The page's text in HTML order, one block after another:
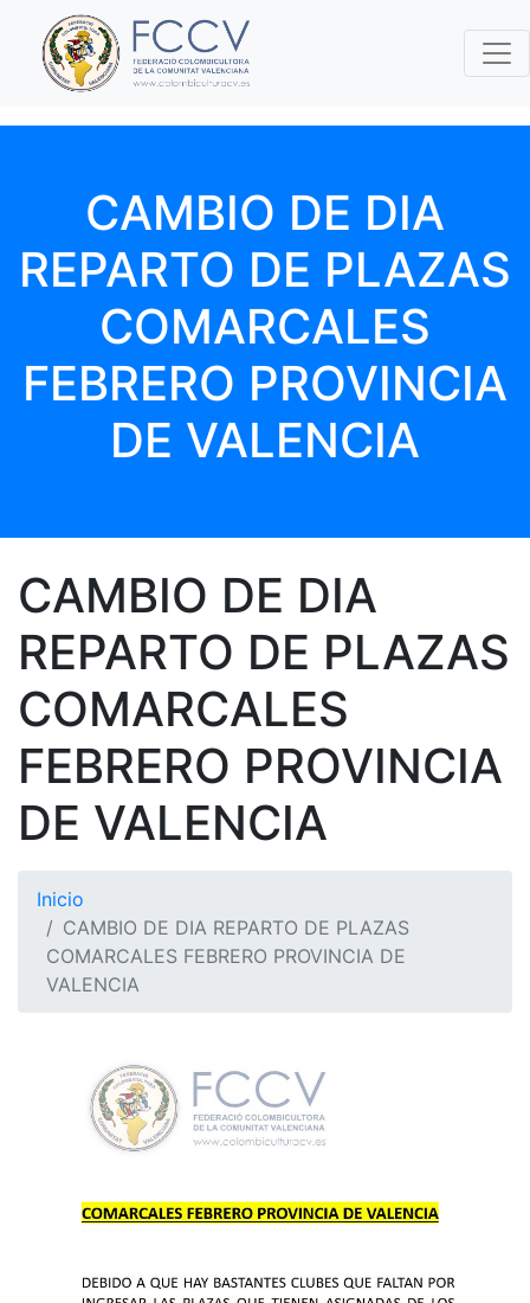
CAMBIO DE DIA
REPARTO DE PLAZAS
COMARCALES
FEBRERO PROVINCIA
DE VALENCIA
CAMBIO DE DIA
REPARTO DE PLAZAS
COMARCALES
FEBRERO PROVINCIA
DE VALENCIA
Inicio
CAMBIO DE DIA REPARTO DE PLAZAS
COMARCALES FEBRERO PROVINCIA DE
VALENCIA